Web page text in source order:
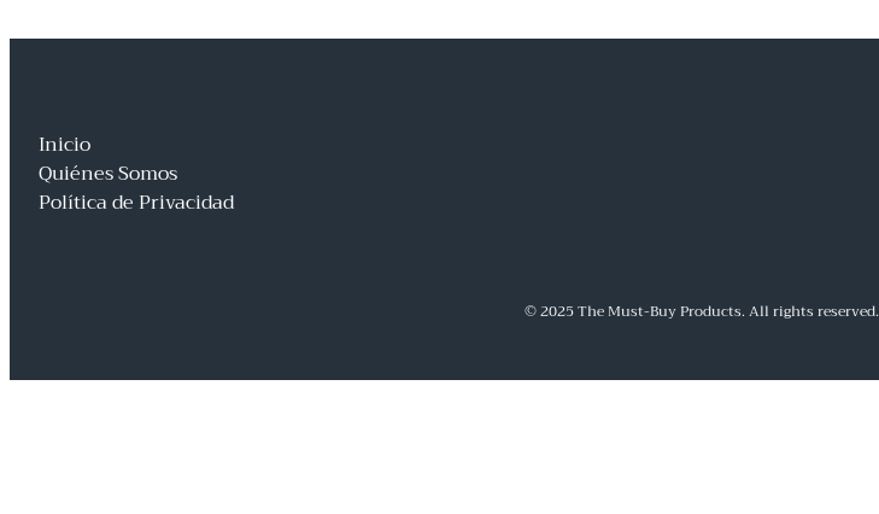
Inicio
Quiénes Somos
Política de Privacidad
© 2025 The Must-Buy Products. All rights reserved.